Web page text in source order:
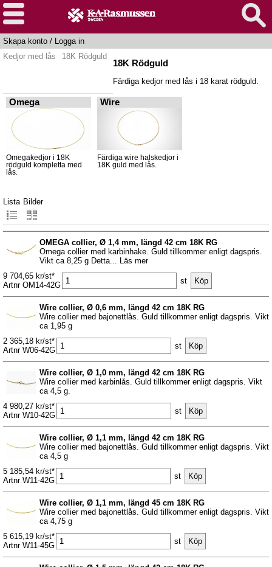
Skapa konto / Logga in
Kedjor med lås
18K Rödguld
18K Rödguld
Färdiga kedjor med lås i 18 karat rödguld.
Omega
Omegakedjor i 18K
rödguld kompletta med
lås.
Wire
Färdiga wire halskedjor i
18K guld med lås.
Lista Bilder
OMEGA collier, Ø 1,4 mm, längd 42 cm 18K RG
Omega collier med karbinhake. Guld tillkommer enligt dagspris.
Vikt ca 8,25 g Detta... Läs mer
9 704,65 kr/st*
Artnr OM14-42G
st
Wire collier, Ø 0,6 mm, längd 42 cm 18K RG
Wire collier med bajonettlås. Guld tillkommer enligt dagspris. Vikt
ca 1,95 g
2 365,18 kr/st*
Artnr W06-42G
st
Wire collier, Ø 1,0 mm, längd 42 cm 18K RG
Wire collier med karbinlås. Guld tillkommer enligt dagspris. Vikt
ca 4,5 g.
4 980,27 kr/st*
Artnr W10-42G
st
Wire collier, Ø 1,1 mm, längd 42 cm 18K RG
Wire collier med bajonettlås. Guld tillkommer enligt dagspris. Vikt
ca 4,5 g
5 185,54 kr/st*
Artnr W11-42G
st
Wire collier, Ø 1,1 mm, längd 45 cm 18K RG
Wire collier med bajonettlås. Guld tillkommer enligt dagspris. Vikt
ca 4,75 g
5 615,19 kr/st*
Artnr W11-45G
st